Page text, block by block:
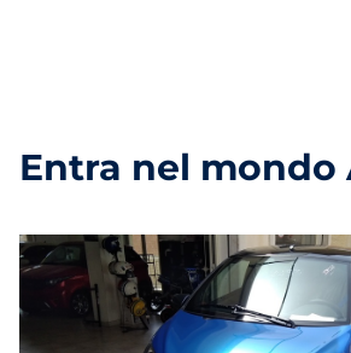
Entra nel mondo